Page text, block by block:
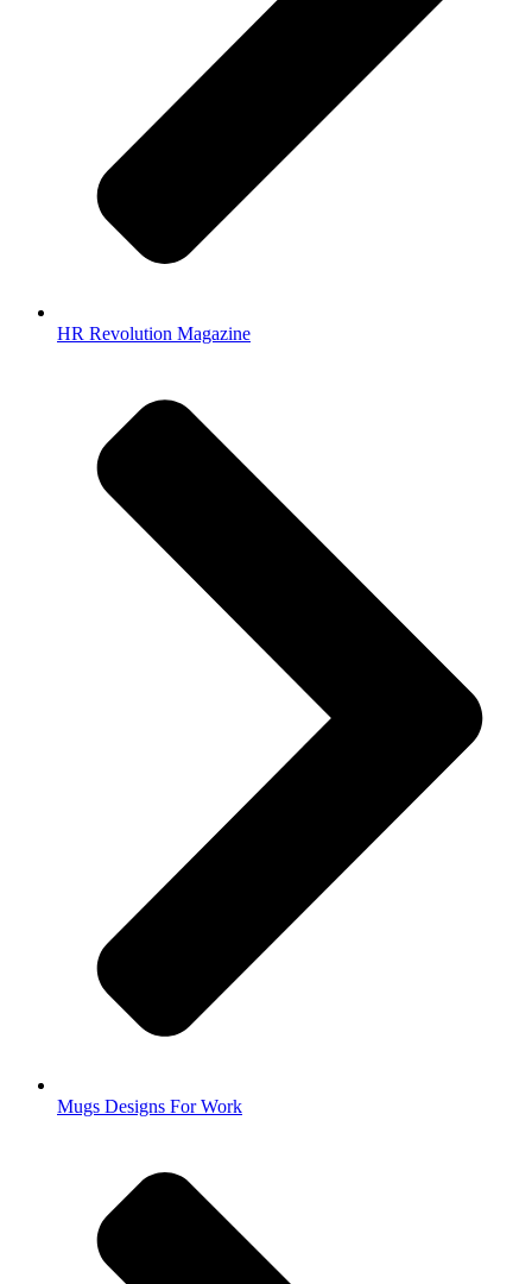
HR Revolution Magazine
Mugs Designs For Work